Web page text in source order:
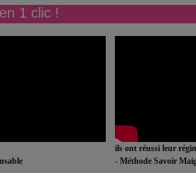
1 clic !
ils ont réussi leur
- Méthode Savoir